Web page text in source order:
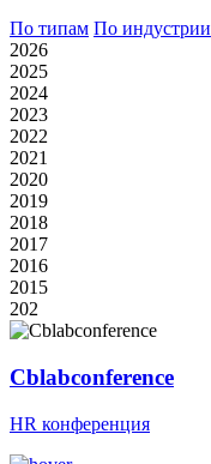
По типам По индустрии
2026
2025
2024
2023
2022
2021
2020
2019
2018
2017
2016
2015
202
Cblabconference
HR конференция